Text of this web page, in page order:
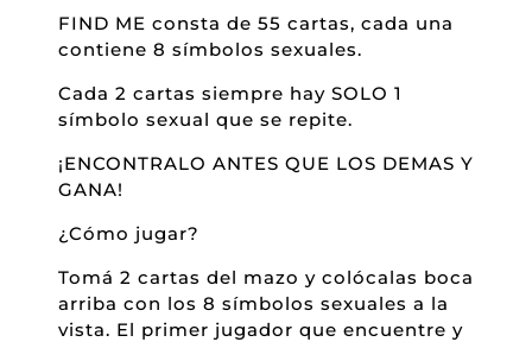
FIND ME consta de 55 cartas, cada una
contiene 8 símbolos sexuales.
Cada 2 cartas siempre hay SOLO 1
símbolo sexual que se repite.
¡ENCONTRALO ANTES QUE LOS DEMAS Y
GANA!
¿Cómo jugar?
Tomá 2 cartas del mazo y colócalas boca
arriba con los 8 símbolos sexuales a la
vista. El primer jugador que encuentre y